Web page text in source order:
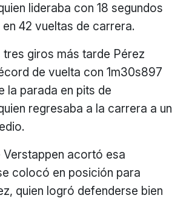
lideraba con 18 segundos
42 vueltas de carrera.
tres giros más tarde Pérez
de vuelta con 1m30s897
la parada en pits de
regresaba a la carrera a un
Verstappen acortó esa
colocó en posición para
quien logró defenderse bien